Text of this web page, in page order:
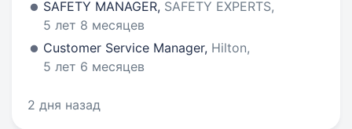
SAFETY MANAGER, SAFETY EXPERTS,
5 лет 8 месяцев
Customer Service Manager, Hilton,
5 лет 6 месяцев
2 дня назад